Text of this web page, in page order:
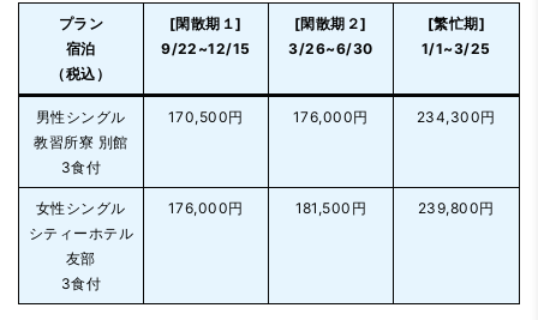
プラン
宿泊
（税込）
[閑散期１]
9/22~12/15
[閑散期２]
3/26~6/30
[繁忙期]
1/1~3/25
男性シングル
教習所寮 別館
3食付
170,500円 176,000円 234,300円
女性シングル
シティーホテル
友部
3食付
176,000円 181,500円 239,800円